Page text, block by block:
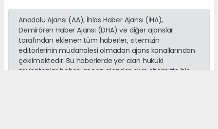
Anadolu Ajansı (AA), İhlas Haber Ajansı (İHA),
Demirören Haber Ajansı (DHA) ve diğer ajanslar
tarafından eklenen tüm haberler, sitemizin
editörlerinin müdahalesi olmadan ajans kanallarından
çekilmektedir. Bu haberlerde yer alan hukuki
muhataplar haberi geçen ajanslar olup sitemizin hiç